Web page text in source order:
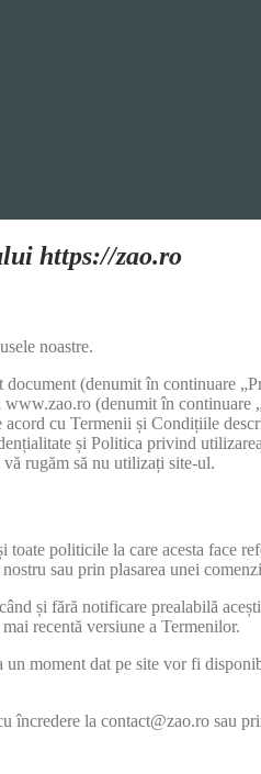
https://zao.ro
noastre.
(denumit în continuare
(denumit în
cu Termenii și Condițiile
și Politica privind
rugăm să nu utilizați site-ul.
toate politicile la care acesta
sau prin plasarea unei
și fără notificare prealabilă
recentă versiune a Termenilor.
moment dat pe site vor fi
încredere la contact@zao.ro sau